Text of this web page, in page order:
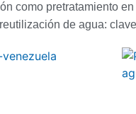
como pretratamiento
de agua: